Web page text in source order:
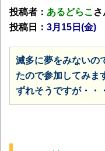
投稿者： あるどらこ さ
投稿日： 3月15日(金)
滅多に夢をみないの
たので参加してみま
ずれそうですが・・・